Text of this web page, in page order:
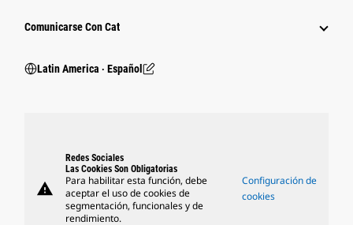
Comunicarse Con Cat
Latin America ‧ Español
warning
Redes Sociales
Las Cookies Son Obligatorias
Para habilitar esta función, debe
aceptar el uso de cookies de
segmentación, funcionales y de
rendimiento.
Configuración de
cookies